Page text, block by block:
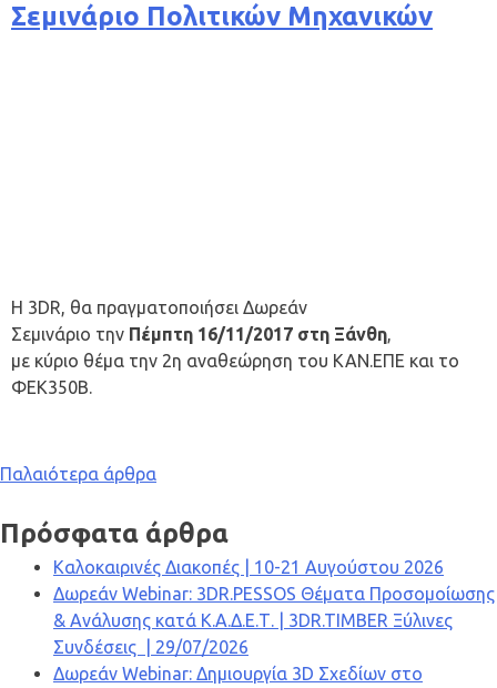
Σεμινάριο Πολιτικών Μηχανικών
Η 3DR, θα πραγματοποιήσει Δωρεάν
Σεμινάριο την Πέμπτη 16/11/2017 στη Ξάνθη,
με κύριο θέμα την 2η αναθεώρηση του ΚΑΝ.ΕΠΕ και το
ΦΕΚ350Β.
Πλοήγηση
άρθρων
Παλαιότερα άρθρα
Πρόσφατα άρθρα
Καλοκαιρινές Διακοπές | 10-21 Αυγούστου 2026
Δωρεάν Webinar: 3DR.PESSOS Θέματα Προσομοίωσης
& Ανάλυσης κατά Κ.Α.Δ.Ε.Τ. | 3DR.TIMBER Ξύλινες
Συνδέσεις | 29/07/2026
Δωρεάν Webinar: Δημιουργία 3D Σχεδίων στο